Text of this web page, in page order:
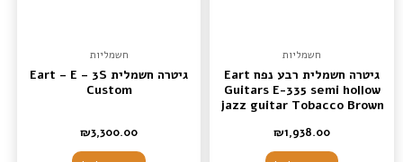
חשמליות
גיטרה חשמלית רבע נפח Eart
Guitars E-335 semi hollow
jazz guitar Tobacco Brown
₪1,938.00
חשמליות
גיטרה חשמלית Eart – E – 3S
Custom
₪3,300.00